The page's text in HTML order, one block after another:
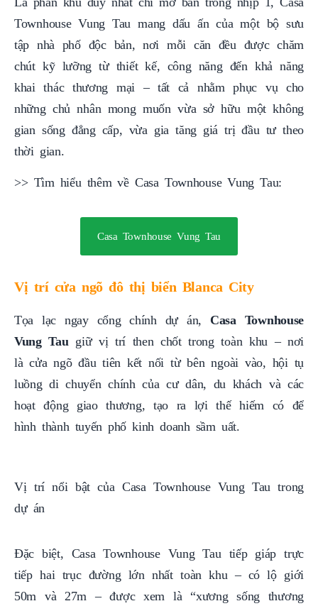
Townhouse Vung Tau mang dấu ấn của một bộ sưu
tập nhà phố độc bản, nơi mỗi căn đều được chăm
chút kỹ lưỡng từ thiết kế, công năng đến khả năng
khai thác thương mại – tất cả nhằm phục vụ cho
những chủ nhân mong muốn vừa sở hữu một không
gian sống đẳng cấp, vừa gia tăng giá trị đầu tư theo
thời gian.
>> Tìm hiểu thêm về Casa Townhouse Vung Tau:
Casa Townhouse Vung Tau
Vị trí cửa ngõ đô thị biển Blanca City
Tọa lạc ngay cổng chính dự án, Casa Townhouse
Vung Taugiữ vị trí then chốt trong toàn khu – nơi
là cửa ngõ đầu tiên kết nối từ bên ngoài vào, hội tụ
luồng di chuyển chính của cư dân, du khách và các
hoạt động giao thương, tạo ra lợi thế hiếm có để
hình thành tuyến phố kinh doanh sầm uất.
Vị trí nổi bật của Casa Townhouse Vung Tau trong
dự án
Đặc biệt, Casa Townhouse Vung Tau tiếp giáp trực
tiếp hai trục đường lớn nhất toàn khu – có lộ giới
50m và 27m – được xem là “xương sống thương